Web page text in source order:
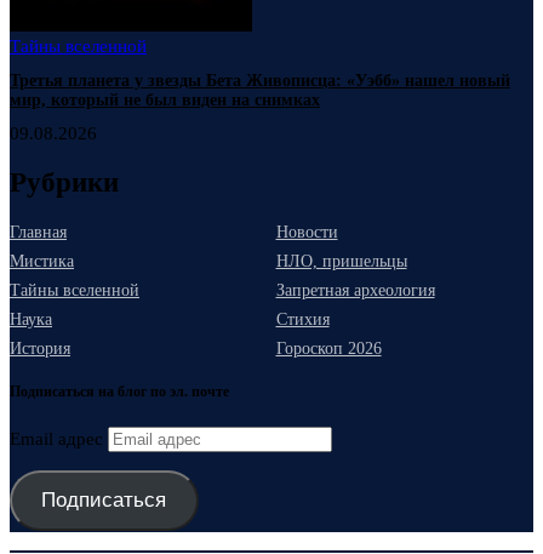
Тайны вселенной
Третья планета у звезды Бета Живописца: «Уэбб» нашел новый
мир, который не был виден на снимках
09.08.2026
Рубрики
Главная
Новости
Мистика
НЛО, пришельцы
Тайны вселенной
Запретная археология
Наука
Стихия
История
Гороскоп 2026
Подписаться на блог по эл. почте
Email адрес
Подписаться